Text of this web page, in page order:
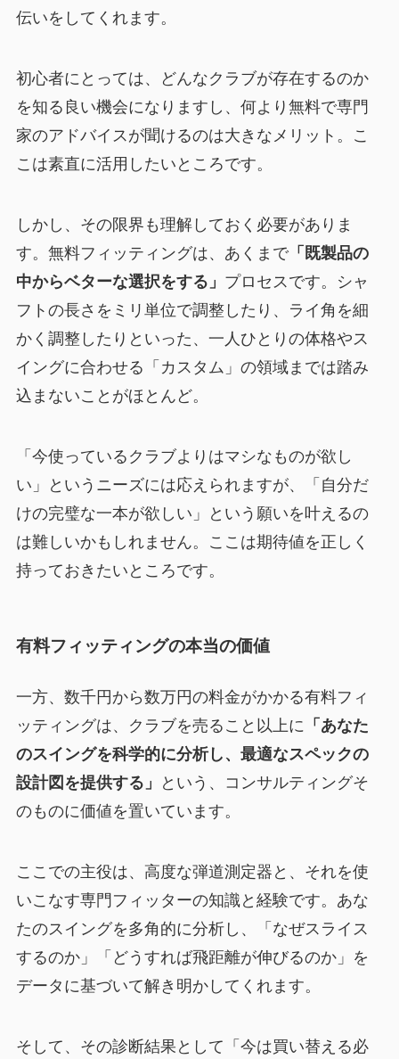
伝いをしてくれます。
初心者にとっては、どんなクラブが存在するのか
を知る良い機会になりますし、何より無料で専門
家のアドバイスが聞けるのは大きなメリット。こ
こは素直に活用したいところです。
しかし、その限界も理解しておく必要がありま
す。無料フィッティングは、あくまで「既製品の
中からベターな選択をする」 プロセスです。シャ
フトの長さをミリ単位で調整したり、ライ角を細
かく調整したりといった、一人ひとりの体格やス
イングに合わせる「カスタム」の領域までは踏み
込まないことがほとんど。
「今使っているクラブよりはマシなものが欲し
い」というニーズには応えられますが、「自分だ
けの完璧な一本が欲しい」という願いを叶えるの
は難しいかもしれません。ここは期待値を正しく
持っておきたいところです。
有料フィッティングの本当の価値
一方、数千円から数万円の料金がかかる有料フィ
ッティングは、クラブを売ること以上に 「あなた
のスイングを科学的に分析し、最適なスペックの
設計図を提供する」
という、コンサルティングそ
のものに価値を置いています。
ここでの主役は、高度な弾道測定器と、それを使
いこなす専門フィッターの知識と経験です。あな
たのスイングを多角的に分析し、「なぜスライス
するのか」「どうすれば飛距離が伸びるのか」を
データに基づいて解き明かしてくれます。
そして、その診断結果として「今は買い替える必